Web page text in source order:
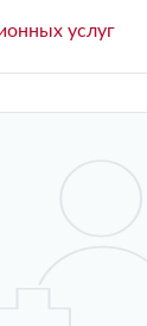
услуг